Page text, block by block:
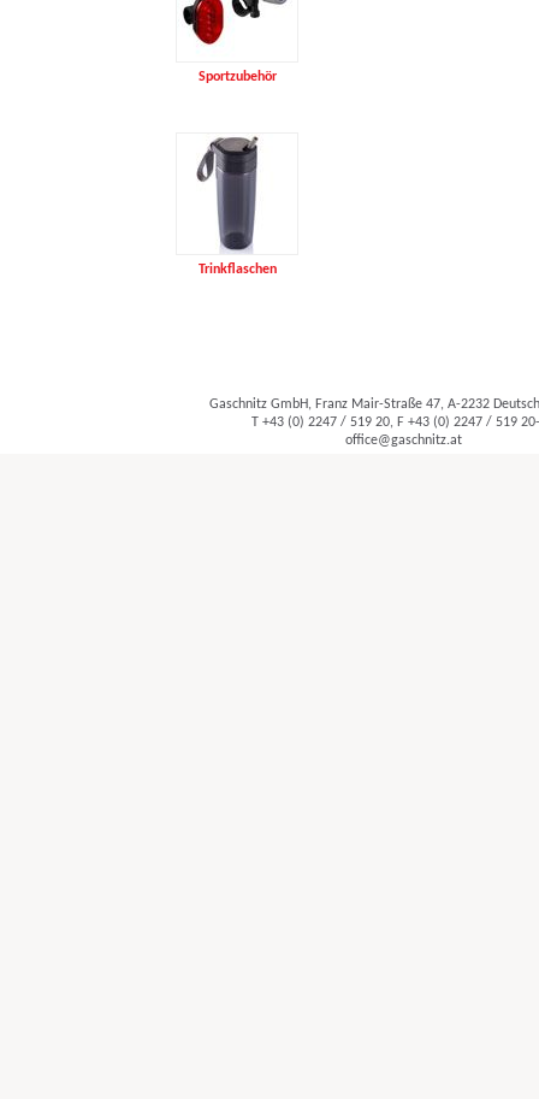
Sportzubehör
Trinkflaschen
Gaschnitz GmbH, Franz Mair-Straße 47, A-2232
T +43 (0) 2247 / 519 20, F +43 (0) 2247 / 519
office@gaschnitz.at